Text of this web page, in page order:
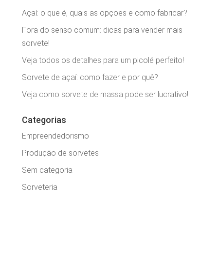
Açaí: o que é, quais as opções e como fabricar?
Fora do senso comum: dicas para vender mais
sorvete!
Veja todos os detalhes para um picolé perfeito!
Sorvete de açaí: como fazer e por quê?
Veja como sorvete de massa pode ser lucrativo!
Categorias
Empreendedorismo
Produção de sorvetes
Sem categoria
Sorveteria